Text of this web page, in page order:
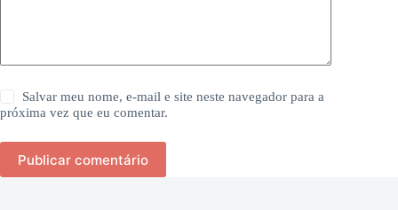
Salvar meu nome, e-mail e site neste navegador para a
próxima vez que eu comentar.
Publicar comentário